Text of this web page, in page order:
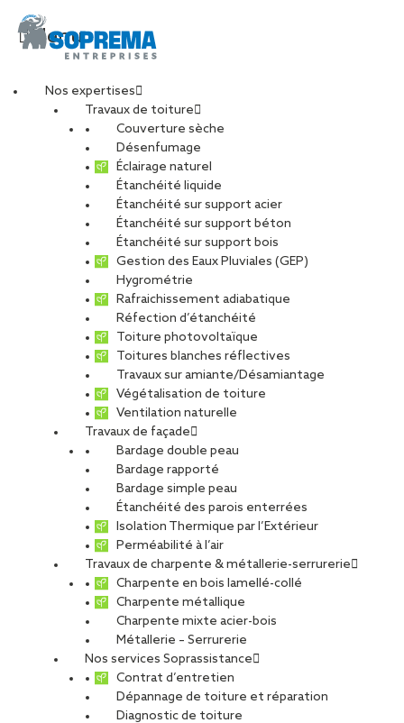
Menu
Nos expertises
Travaux de toiture
Couverture sèche
Désenfumage
Éclairage naturel
Étanchéité liquide
Étanchéité sur support acier
Étanchéité sur support béton
Étanchéité sur support bois
Gestion des Eaux Pluviales (GEP)
Hygrométrie
Rafraichissement adiabatique
Réfection d’étanchéité
Toiture photovoltaïque
Toitures blanches réflectives
Travaux sur amiante/Désamiantage
Végétalisation de toiture
Ventilation naturelle
Travaux de façade
Bardage double peau
Bardage rapporté
Bardage simple peau
Étanchéité des parois enterrées
Isolation Thermique par l’Extérieur
Perméabilité à l’air
Travaux de charpente & métallerie-serrurerie
Charpente en bois lamellé-collé
Charpente métallique
Charpente mixte acier-bois
Métallerie – Serrurerie
Nos services Soprassistance
Contrat d’entretien
Dépannage de toiture et réparation
Diagnostic de toiture
5
PARTAGER
30 novembre 2021